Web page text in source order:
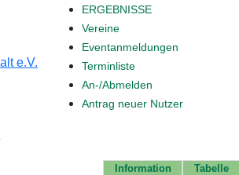
ERGEBNISSE
Vereine
Eventanmeldungen
Terminliste
An-/Abmelden
Antrag neuer Nutzer
Information Tabelle